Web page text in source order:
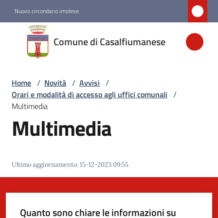
Nuovo circondario imolese
Comune di Casalfiumanese
Comune di
Casalfiumanese
Amministrazione
Menu selezionato
Vivere
Casalfiumanese
Home / Novità / Avvisi /
Orari e modalità di accesso agli uffici comunali /
Multimedia
Multimedia
Ultimo aggiornamento:15-12-2023 09:55
Quanto sono chiare le informazioni su